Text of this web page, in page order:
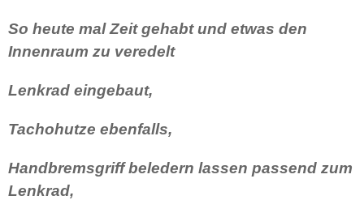
So heute mal Zeit gehabt und etwas den
Innenraum zu veredelt
Lenkrad eingebaut,
Tachohutze ebenfalls,
Handbremsgriff beledern lassen passend zum
Lenkrad,